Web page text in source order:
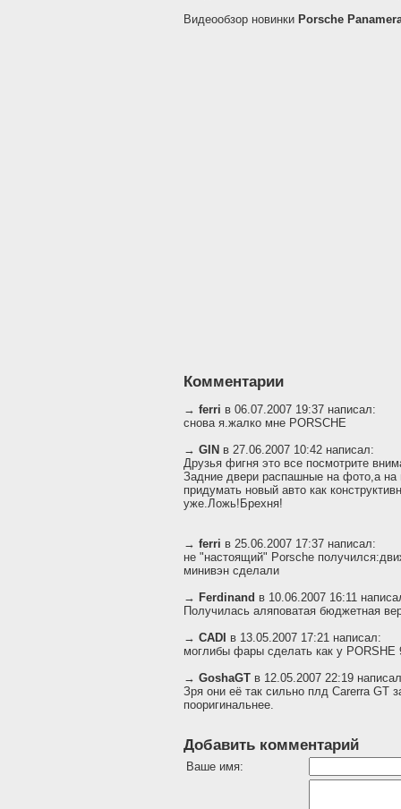
Видеообзор новинки Porsche
Комментарии
→ ferri в 06.07.2007 19:37 написал:
снова я.жалко мне PORSCHE
→ GIN в 27.06.2007 10:42 написал:
Друзья фигня это все посмотрите
Задние двери распашные на фото,а на
придумать новый авто как
уже.Ложь!Брехня!
→ ferri в 25.06.2007 17:37 написал:
не "настоящий" Porsche
минивэн сделали
→ Ferdinand в 10.06.2007 16:11
Получилась аляповатая бюджетная
→ CADI в 13.05.2007 17:21 написал:
моглибы фары сделать как у PORSHE
→ GoshaGT в 12.05.2007 22:19
Зря они её так сильно плд Carerra GT
пооригинальнее.
Добавить комментарий
Ваше имя: